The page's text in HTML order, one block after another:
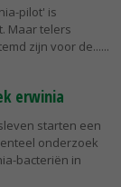
pilot' is
Maar telers
zijn voor de...
erwinia
starten een
onderzoek
bacteriën in